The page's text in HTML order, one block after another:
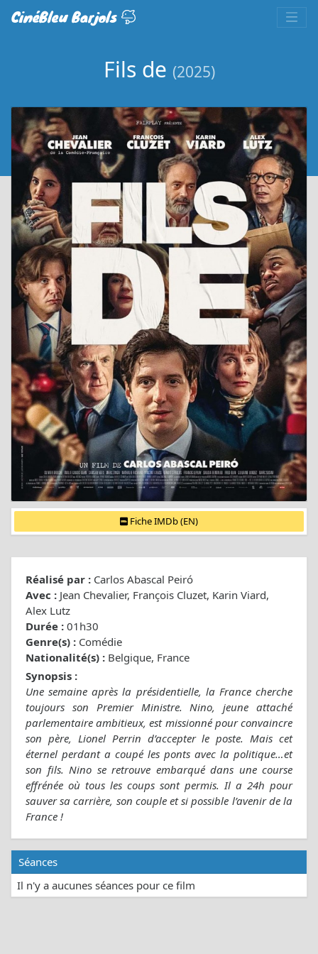
CinéBleu Barjols
Fils de (2025)
Fiche IMDb (EN)
Réalisé par : Carlos Abascal Peiró
Avec : Jean Chevalier, François Cluzet, Karin Viard,
Alex Lutz
Durée : 01h30
Genre(s) : Comédie
Nationalité(s) : Belgique, France
Synopsis :
Une semaine après la présidentielle, la France cherche
toujours son Premier Ministre. Nino, jeune attaché
parlementaire ambitieux, est missionné pour convaincre
son père, Lionel Perrin d’accepter le poste. Mais cet
éternel perdant a coupé les ponts avec la politique…et
son fils. Nino se retrouve embarqué dans une course
effrénée où tous les coups sont permis. Il a 24h pour
sauver sa carrière, son couple et si possible l’avenir de la
France !
Séances
Il n'y a aucunes séances pour ce film